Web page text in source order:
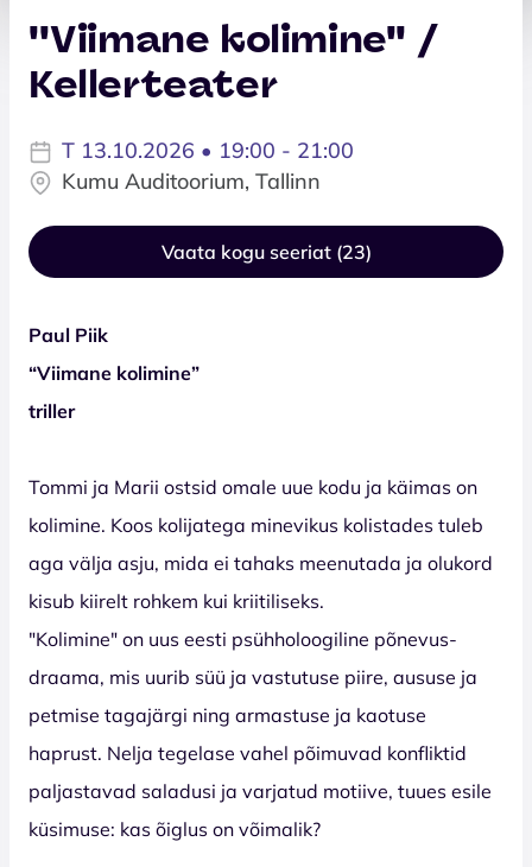
''Viimane kolimine'' /
Kellerteater
T 13.10.2026 • 19:00 - 21:00
Kumu Auditoorium, Tallinn
Vaata kogu seeriat (23)
Paul Piik
“Viimane kolimine”
triller
Tommi ja Marii ostsid omale uue kodu ja käimas on
kolimine. Koos kolijatega minevikus kolistades tuleb
aga välja asju, mida ei tahaks meenutada ja olukord
kisub kiirelt rohkem kui kriitiliseks.
"Kolimine" on uus eesti psühholoogiline põnevus-
draama, mis uurib süü ja vastutuse piire, aususe ja
petmise tagajärgi ning armastuse ja kaotuse
haprust. Nelja tegelase vahel põimuvad konfliktid
paljastavad saladusi ja varjatud motiive, tuues esile
küsimuse: kas õiglus on võimalik?